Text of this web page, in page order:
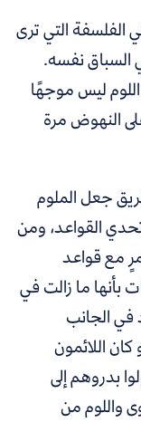
التي ترى
السباق نفسه.
ليس موجهًا
النهوض مرة
جعل الملوم
القواعد، ومن
مع قواعد
بأنها ما زالت في
الجانب
اللائمون
بدروهم إلى
من